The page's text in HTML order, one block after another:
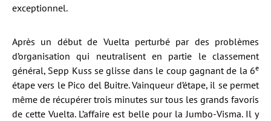
exceptionnel.
Après un début de Vuelta perturbé par des problèmes
d’organisation qui neutralisent en partie le classement
général, Sepp Kuss se glisse dans le coup gagnant de la 6e
étape vers le Pico del Buitre. Vainqueur d’étape, il se permet
même de récupérer trois minutes sur tous les grands favoris
de cette Vuelta. L’affaire est belle pour la Jumbo-Visma. Il y